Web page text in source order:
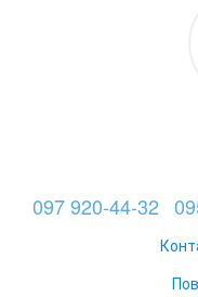
097 920-44-32